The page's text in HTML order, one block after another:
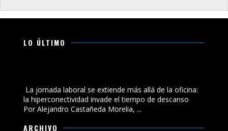
LO ÚLTIMO
La jornada laboral se extiende más allá de la oficina:
la hiperconectividad invade el tiempo de descanso
Por Alejandro Castañeda Morelia, ...
ARCHIVO